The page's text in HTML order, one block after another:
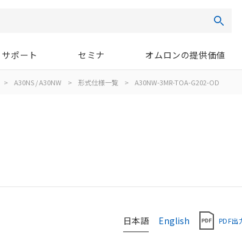
サポート セミナ オムロンの提供価値
> A30NS / A30NW > 形式仕様一覧 > A30NW-3MR-TOA-G202-OD
日本語 English PDF出